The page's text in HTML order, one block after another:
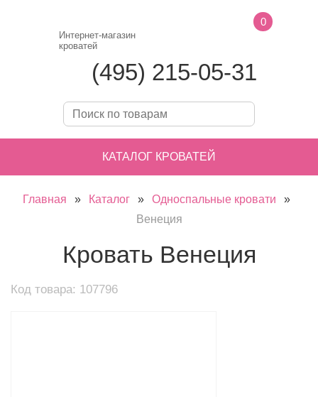
Интернет-магазин
кроватей
(495) 215-05-31
0
КАТАЛОГ КРОВАТЕЙ
Главная » Каталог » Односпальные кровати
»
Венеция
Кровать Венеция
Код товара: 107796